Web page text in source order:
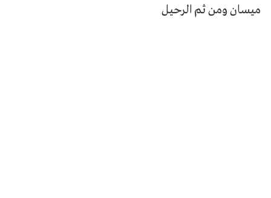
ميسان ومن ثم الرحيل